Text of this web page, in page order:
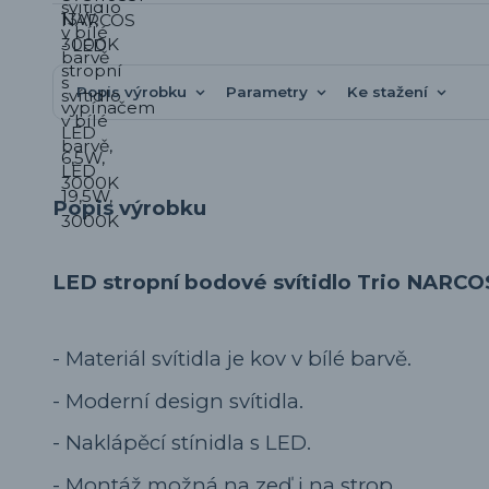
Popis výrobku Parametry Ke stažení
Popis výrobku
LED stropní bodové svítidlo Trio
- Materiál svítidla je kov v bílé barvě.
- Moderní design svítidla.
- Naklápěcí stínidla s LED.